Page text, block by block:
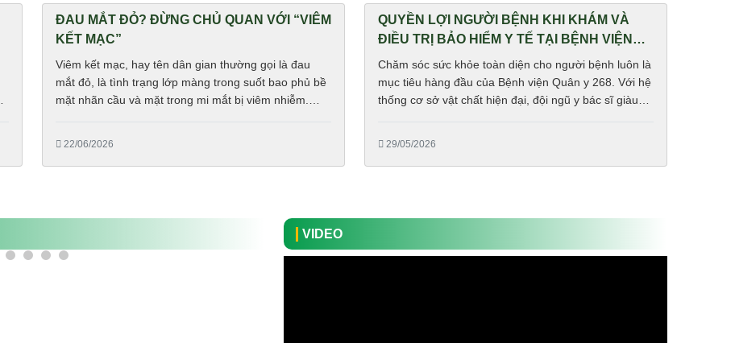
ĐAU MẮT ĐỎ? ĐỪNG CHỦ QUAN VỚI “VIÊM
KẾT MẠC”
Viêm kết mạc, hay tên dân gian thường gọi là đau
mắt đỏ, là tình trạng lớp màng trong suốt bao phủ bề
mặt nhãn cầu và mặt trong mi mắt bị viêm nhiễm.
22/06/2026
QUYỀN LỢI NGƯỜI BỆNH KHI KHÁM VÀ
ĐIỀU TRỊ BẢO HIỂM Y TẾ TẠI BỆNH VIỆN
QUÂN Y 268
Chăm sóc sức khỏe toàn diện cho người bệnh luôn là
mục tiêu hàng đầu của Bệnh viện Quân y 268. Với hệ
thống cơ sở vật chất hiện đại, đội ngũ y bác sĩ giàu
nhất cho người bệnh tham gia bảo hiểm y tế (BHYT).
29/05/2026
VIDEO